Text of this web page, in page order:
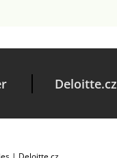
Deloitte.cz